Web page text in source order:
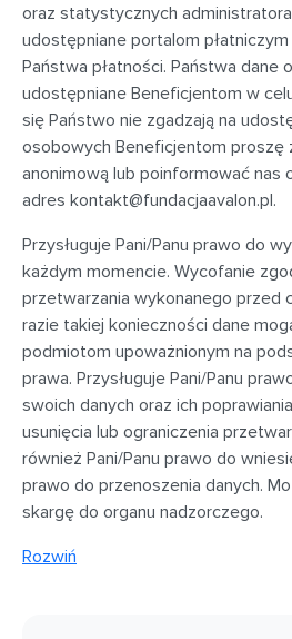
oraz statystycznych
udostępniane portalom
Państwa płatności. Państwa dane
udostępniane Beneficjentom w
się Państwo nie zgadzają na
osobowych Beneficjentom proszę
anonimową lub poinformować nas
adres kontakt@fundacjaavalon.pl.
Przysługuje Pani/Panu prawo do
każdym momencie. Wycofanie
przetwarzania wykonanego przed
razie takiej konieczności dane
podmiotom upoważnionym na
prawa. Przysługuje Pani/Panu
swoich danych oraz ich
usunięcia lub ograniczenia
również Pani/Panu prawo do
prawo do przenoszenia danych.
skargę do organu nadzorczego.
Rozwiń